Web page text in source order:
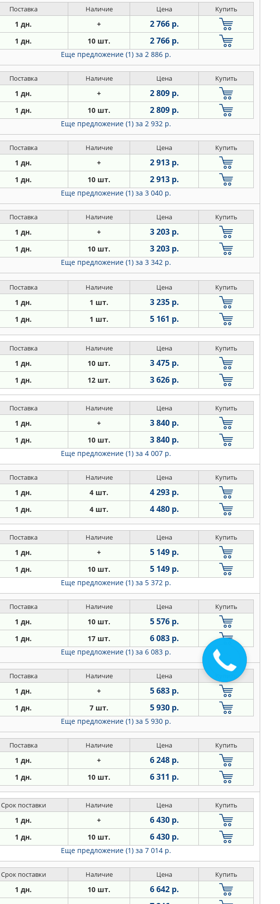
Поставка Наличие Цена Купить
1 дн. + 2 766 р.
1 дн. 10 шт. 2 766 р.
Еще предложение (1) за 2 886 р.
Поставка Наличие Цена Купить
1 дн. + 2 809 р.
1 дн. 10 шт. 2 809 р.
Еще предложение (1) за 2 932 р.
Поставка Наличие Цена Купить
1 дн. + 2 913 р.
1 дн. 10 шт. 2 913 р.
Еще предложение (1) за 3 040 р.
Поставка Наличие Цена Купить
1 дн. + 3 203 р.
1 дн. 10 шт. 3 203 р.
Еще предложение (1) за 3 342 р.
Поставка Наличие Цена Купить
1 дн. 1 шт. 3 235 р.
1 дн. 1 шт. 5 161 р.
Поставка Наличие Цена Купить
1 дн. 10 шт. 3 475 р.
1 дн. 12 шт. 3 626 р.
Поставка Наличие Цена Купить
1 дн. + 3 840 р.
1 дн. 10 шт. 3 840 р.
Еще предложение (1) за 4 007 р.
Поставка Наличие Цена Купить
1 дн. 4 шт. 4 293 р.
1 дн. 4 шт. 4 480 р.
Поставка Наличие Цена Купить
1 дн. + 5 149 р.
1 дн. 10 шт. 5 149 р.
Еще предложение (1) за 5 372 р.
Поставка Наличие Цена Купить
1 дн. 10 шт. 5 576 р.
1 дн. 17 шт. 6 083 р.
Еще предложение (1) за 6 083 р.
Поставка Наличие Цена Купить
1 дн. + 5 683 р.
1 дн. 7 шт. 5 930 р.
Еще предложение (1) за 5 930 р.
Поставка Наличие Цена Купить
1 дн. + 6 248 р.
1 дн. 10 шт. 6 311 р.
Срок поставки Наличие Цена Купить
1 дн. + 6 430 р.
1 дн. 10 шт. 6 430 р.
Еще предложение (1) за 7 014 р.
Срок поставки Наличие Цена Купить
1 дн. 10 шт. 6 642 р.